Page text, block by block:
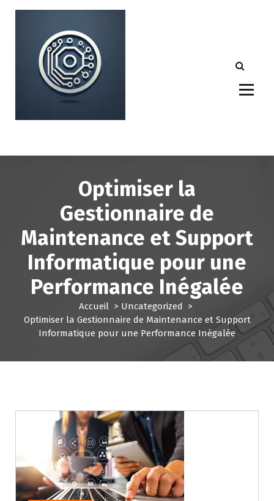
e
Optimiser la
Gestionnaire de
Maintenance et Support
Informatique pour une
Performance Inégalée
Accueil > Uncategorized >
Optimiser la Gestionnaire de Maintenance et Support
Informatique pour une Performance Inégalée